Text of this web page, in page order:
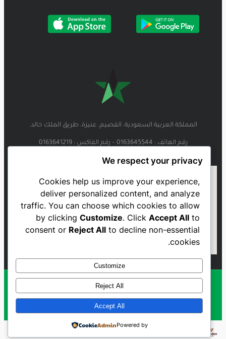
المملكة العربية السعودية، القصيم، عنيزة، طريق الملك خالد.
رقم الهاتف : 0163645544 – رقم الفاكس : 0163641219
Al Najmah FC - 2023
We respect your privacy
Cookies help us improve your experience,
deliver personalized content, and analyze
traffic. You can choose which cookies to allow
by clickingCustomize. ClickAccept All to
consent or Reject All to decline non-essential
cookies.
Customize
Reject All
Accept All
Powered by